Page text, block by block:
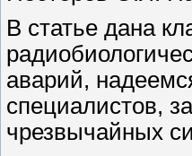
В статье дана
аварий,
специалистов,
чрезвычайных